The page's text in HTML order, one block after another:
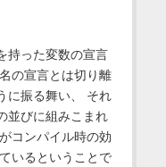
持った変数の宣言
の宣言とは切り離
に振る舞い、 それ
並びに組みこまれ
コンパイル時の効
いるということで